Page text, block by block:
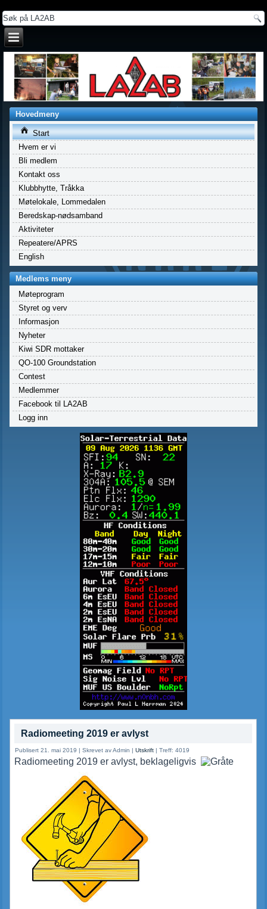
Hovedmeny
Start
Hvem er vi
Bli medlem
Kontakt oss
Klubbhytte, Tråkka
Møtelokale, Lommedalen
Beredskap-nødsamband
Aktiviteter
Repeatere/APRS
English
Medlems meny
Møteprogram
Styret og verv
Informasjon
Nyheter
Kiwi SDR mottaker
QO-100 Groundstation
Contest
Medlemmer
Facebook til LA2AB
Logg inn
Radiomeeting 2019 er avlyst
Publisert 21. mai 2019 |Skrevet av Admin |Utskrift |Treff: 4019
Radiomeeting 2019 er avlyst, beklageligvis